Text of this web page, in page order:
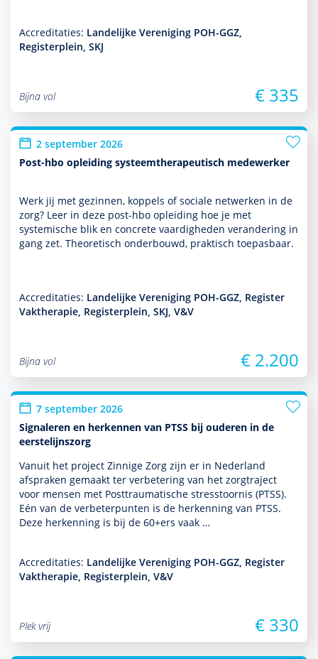
Accreditaties: Landelijke Vereniging POH-GGZ,
Registerplein, SKJ
Bijna vol € 335
2 september 2026
Post-hbo opleiding systeemtherapeutisch medewerker
Werk jij met gezin­nen, koppels of sociale netwerken in de
zorg? Leer in deze post-hbo opleiding hoe je met
systemische blik en concrete vaar­dig­heden veran­de­ring in
gang zet. Theoretisch onderbouwd, prak­tisch toepasbaar.
Accreditaties: Landelijke Vereniging POH-GGZ, Register
Vaktherapie, Registerplein, SKJ, V&V
Bijna vol € 2.200
7 september 2026
Signaleren en herkennen van PTSS bij ouderen in de
eerstelijnszorg
Vanuit het project Zinnige Zorg zijn er in Nederland
afspraken gemaakt ter verbetering van het zorgtraject
voor mensen met Posttraumatische stresstoor­nis (PTSS).
Eén van de verbeterpunten is de herkenning van PTSS.
Deze herkenning is bij de 60+ers vaak …
Accreditaties: Landelijke Vereniging POH-GGZ, Register
Vaktherapie, Registerplein, V&V
Plek vrij € 330